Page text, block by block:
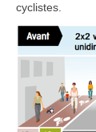
cyclistes.